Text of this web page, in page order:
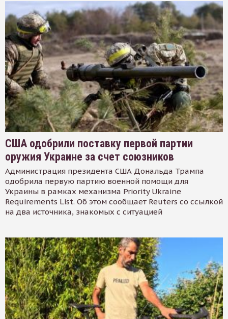
США одобрили поставку первой партии
оружия Украине за счет союзников
Администрация президента США Дональда Трампа
одобрила первую партию военной помощи для
Украины в рамках механизма Priority Ukraine
Requirements List. Об этом сообщает Reuters со ссылкой
на два источника, знакомых с ситуацией